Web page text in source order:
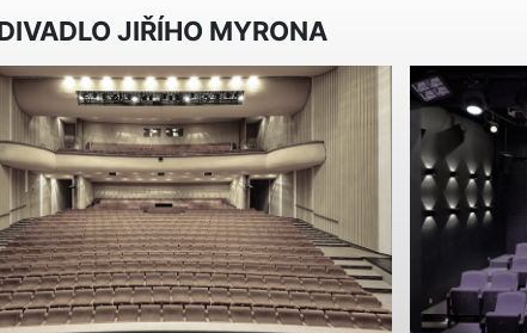
JIŘÍHO MYRONA